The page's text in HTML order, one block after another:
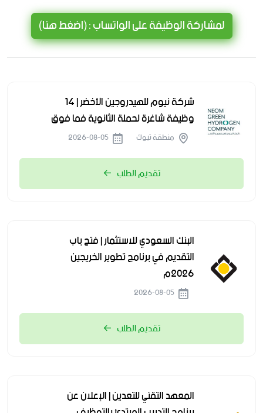
لمشاركة الوظيفة على الواتساب : (اضغط هنا)
شركة نيوم للهيدروجين الأخضر | 14
وظيفة شاغرة لحملة الثانوية فما فوق
منطقة تبوك
تقديم الطلب
البنك السعودي للاستثمار | فتح باب
التقديم في برنامج تطوير الخريجين
2026م
تقديم الطلب
المعهد التقني للتعدين | الإعلان عن